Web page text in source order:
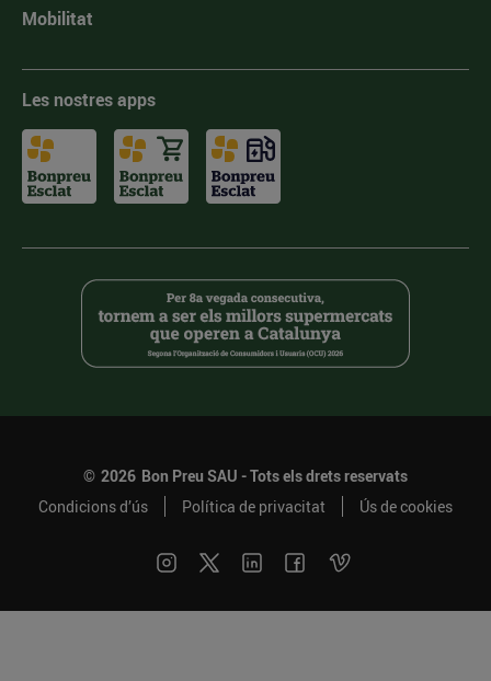
Mobilitat
Les nostres apps
© 2026 Bon Preu SAU - Tots els drets reservats
Condicions d’ús
Política de privacitat Ús de cookies